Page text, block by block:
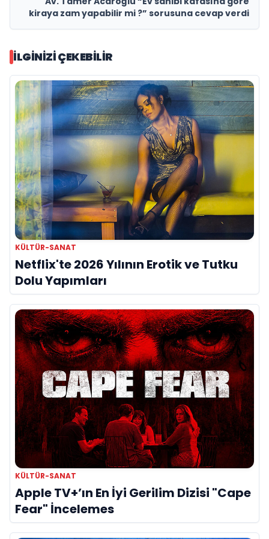
kiraya zam yapabilir mi ?” sorusuna cevap verdi
İLGINIZI ÇEKEBILIR
KÜLTÜR-SANAT
Netflix'te 2026 Yılının Erotik ve Tutku
Dolu Yapımları
KÜLTÜR-SANAT
Apple TV+’ın En İyi Gerilim Dizisi "Cape
Fear" İncelemes